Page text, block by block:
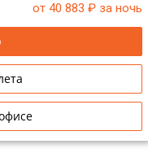
от 40 883 ₽ за ночь